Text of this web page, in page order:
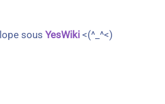
sous YesWiki <(^_^<)